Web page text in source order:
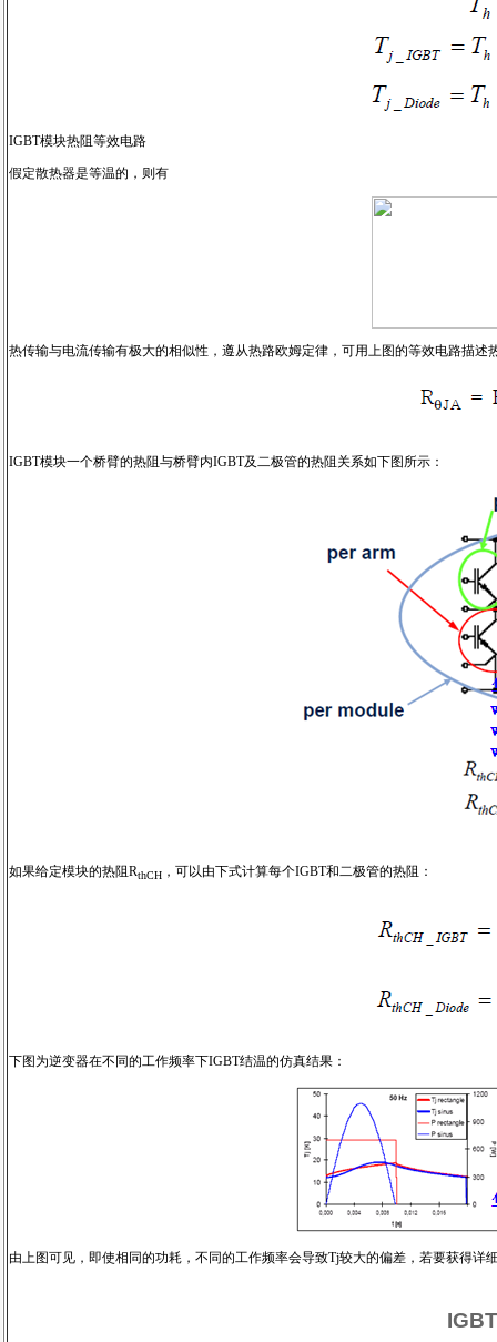
IGBT模块热阻等效电路
假定散热器是等温的，则有
热传输与电流传输有极大的相似性，遵从热路欧姆定律，可用上图的等效电路描
IGBT模块一个桥臂的热阻与桥臂内IGBT及二极管的热阻关系如下图所示：
如果给定模块的热阻RthCH ，可以由下式计算每个IGBT和二极管的热阻：
下图为逆变器在不同的工作频率下IGBT结温的仿真结果：
由上图可见，即使相同的功耗，不同的工作频率会导致Tj较大的偏差，若要获得详